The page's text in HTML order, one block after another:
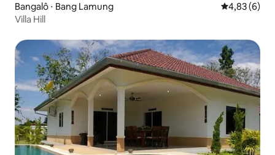
Bangalô ⋅ Bang Lamung 4,83 de uma
4,83 (6)
Villa Hill